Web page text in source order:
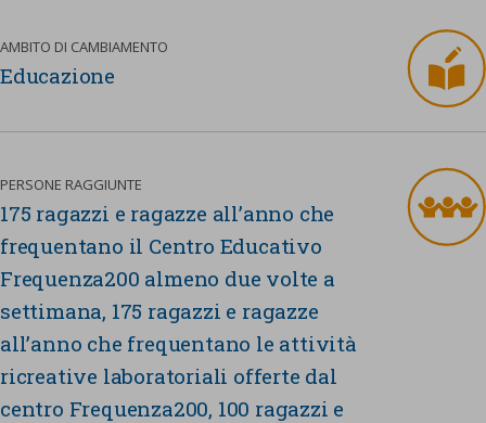
AMBITO DI CAMBIAMENTO
Educazione
PERSONE RAGGIUNTE
175 ragazzi e ragazze all’anno che
frequentano il Centro Educativo
Frequenza200 almeno due volte a
settimana, 175 ragazzi e ragazze
all’anno che frequentano le attività
ricreative laboratoriali offerte dal
centro Frequenza200, 100 ragazzi e